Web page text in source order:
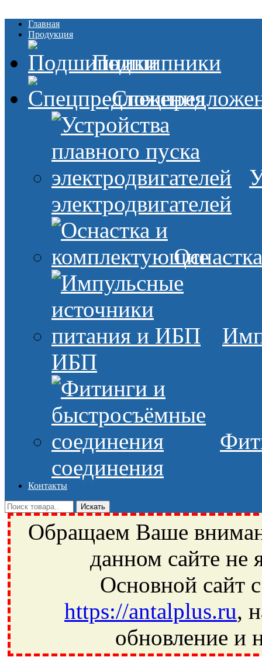
Главная
Продукция
Подшипники
электродвигателей
ИБП
соединения
Контакты
Обращаем Ваше
данном сайте не
Основной сайт
https://antalplus.ru,
обновление и